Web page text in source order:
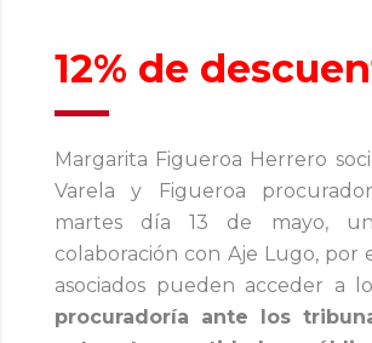
12% de
Margarita Figueroa Herrero
Varela y Figueroa
martes día 13 de mayo,
colaboración con Aje Lugo, por
asociados pueden acceder a
procuradoría ante los